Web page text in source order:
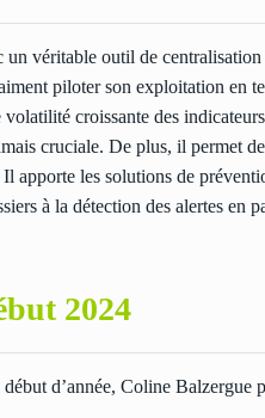
véritable outil de
piloter son exploitation en
volatilité croissante des
cruciale. De plus, il permet
apporte les solutions de
à la détection des alertes en
2024
d’année, Coline Balzergue